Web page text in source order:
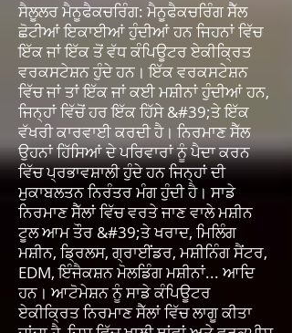
ਸੈਲੂਲਰ ਮੈਨੂਫੈਕਚਰਿੰਗ: ਮੈਨੂਫੈਕਚਰਿੰਗ ਸੈੱਲ
ਛੋਟੀਆਂ ਇਕਾਈਆਂ ਹੁੰਦੀਆਂ ਹਨ ਜਿਹਨਾਂ ਵਿੱਚ
ਇੱਕ ਜਾਂ ਇੱਕ ਤੋਂ ਵੱਧ ਕੰਪਿਊਟਰ ਏਕੀਕ੍ਰਿਤ
ਵਰਕਸਟੇਸ਼ਨ ਹੁੰਦੇ ਹਨ। ਇੱਕ ਵਰਕਸਟੇਸ਼ਨ
ਵਿੱਚ ਜਾਂ ਤਾਂ ਇੱਕ ਜਾਂ ਕਈ ਮਸ਼ੀਨਾਂ ਹੁੰਦੀਆਂ ਹਨ,
ਜਿਨ੍ਹਾਂ ਵਿੱਚੋਂ ਹਰ ਇੱਕ ਹਿੱਸੇ &#39;ਤੇ ਇੱਕ
ਵੱਖਰੀ ਕਾਰਵਾਈ ਕਰਦੀ ਹੈ। ਨਿਰਮਾਣ ਸੈੱਲ
ਉਹਨਾਂ ਹਿੱਸਿਆਂ ਦੇ ਪਰਿਵਾਰਾਂ ਨੂੰ ਪੈਦਾ ਕਰਨ
ਵਿੱਚ ਪ੍ਰਭਾਵਸ਼ਾਲੀ ਹੁੰਦੇ ਹਨ ਜਿਨ੍ਹਾਂ ਦੀ
ਮੁਕਾਬਲਤਨ ਨਿਰੰਤਰ ਮੰਗ ਹੁੰਦੀ ਹੈ। ਸਾਡੇ
ਨਿਰਮਾਣ ਸੈੱਲਾਂ ਵਿੱਚ ਵਰਤੇ ਜਾਣ ਵਾਲੇ ਮਸ਼ੀਨ
ਟੂਲ ਆਮ ਤੌਰ &#39;ਤੇ ਖਰਾਦ, ਮਿਲਿੰਗ
ਮਸ਼ੀਨ, ਡ੍ਰਿਲਸ, ਗ੍ਰਾਈਂਡਰ, ਮਸ਼ੀਨਿੰਗ ਸੈਂਟਰ,
EDM, ਇੰਜੈਕਸ਼ਨ ਮੋਲਡਿੰਗ ਮਸ਼ੀਨਾਂ... ਆਦਿ
ਹਨ। ਆਟੋਮੇਸ਼ਨ ਨੂੰ ਸਾਡੇ ਕੰਪਿਊਟਰ
ਏਕੀਕ੍ਰਿਤ ਨਿਰਮਾਣ ਸੈੱਲਾਂ ਵਿੱਚ ਲਾਗੂ ਕੀਤਾ